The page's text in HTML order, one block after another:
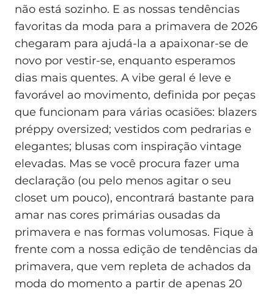
não está sozinho. E as nossas tendências
favoritas da moda para a primavera de 2026
chegaram para ajudá-la a apaixonar-se de
novo por vestir-se, enquanto esperamos
dias mais quentes. A vibe geral é leve e
favorável ao movimento, definida por peças
que funcionam para várias ocasiões: blazers
préppy oversized; vestidos com pedrarias e
elegantes; blusas com inspiração vintage
elevadas. Mas se você procura fazer uma
declaração (ou pelo menos agitar o seu
closet um pouco), encontrará bastante para
amar nas cores primárias ousadas da
primavera e nas formas volumosas. Fique à
frente com a nossa edição de tendências da
primavera, que vem repleta de achados da
moda do momento a partir de apenas 20